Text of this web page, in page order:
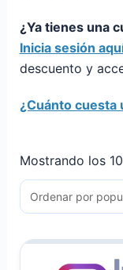
¿Ya tienes una
Inicia sesión
descuento y
¿Cuánto cuesta
Mostrando los